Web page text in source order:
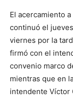
El acercamiento
continuó el
viernes por la
firmó con el
convenio marco
mientras que en
intendente Víctor